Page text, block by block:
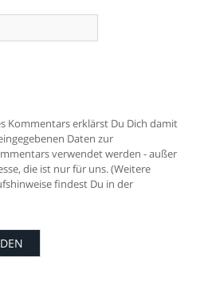
Kommentars erklärst Du Dich damit
Daten zur
verwendet werden - außer
die ist nur für uns. (Weitere
findest Du in der